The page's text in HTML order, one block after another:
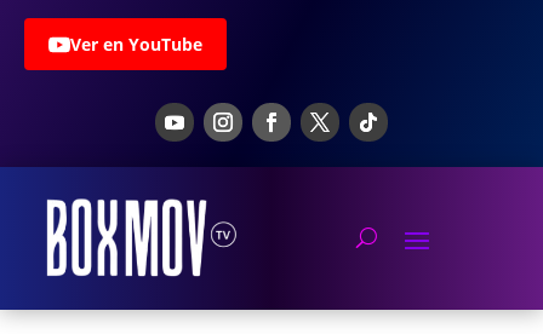
Ver en YouTube